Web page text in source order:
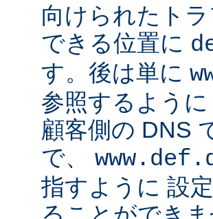
向けられたト
できる位置に
す。後は単に
参照するよう
顧客側の DNS
で、
指すように 設